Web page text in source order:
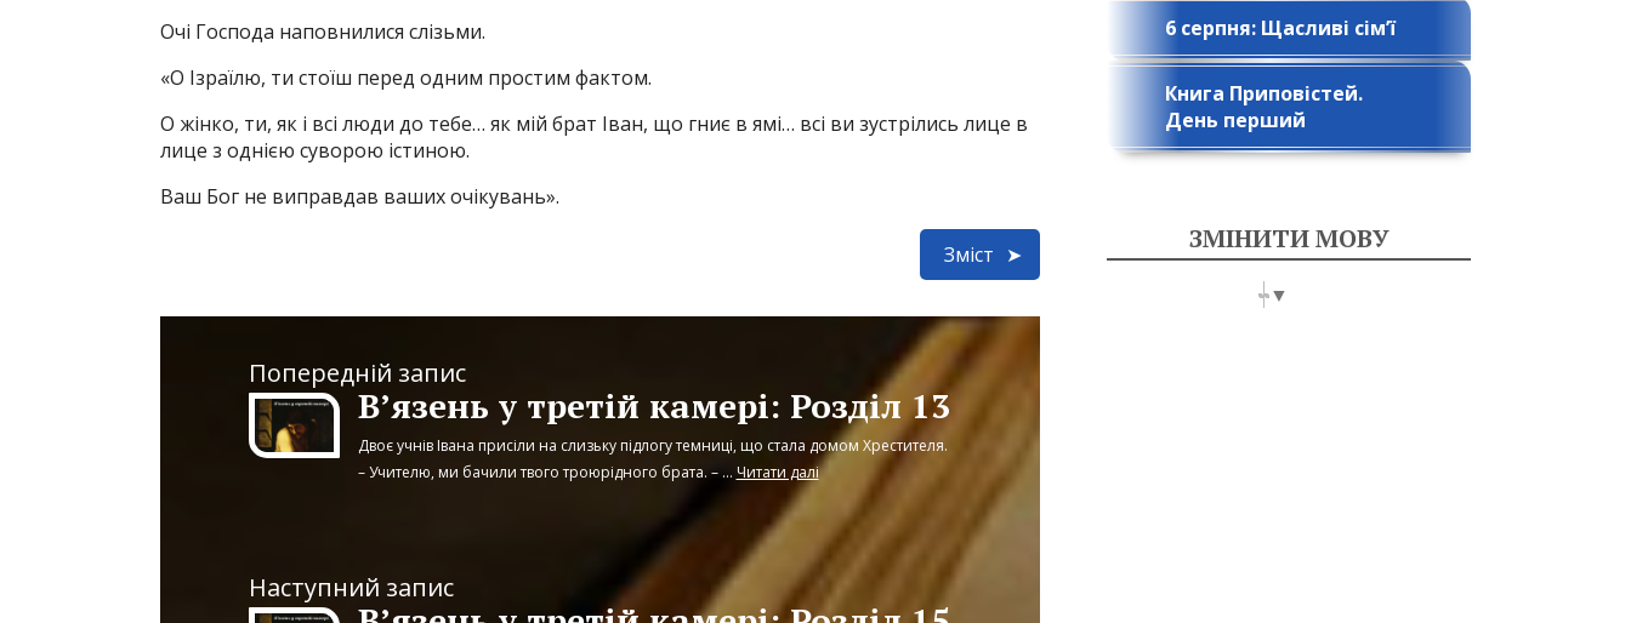
Очі Господа наповнилися слізьми.
«О Ізраїлю, ти стоїш перед одним простим фактом.
О жінко, ти, як і всі люди до тебе… як мій брат Іван, що гниє в ямі… всі ви зустрілись лице в
лице з однією суворою істиною.
Ваш Бог не виправдав ваших очікувань».
Зміст
Попередній запис
В’язень у третій камері: Розділ 13
Двоє учнів Івана присіли на слизьку підлогу темниці, що стала домом Хрестителя.
– Учителю, ми бачили твого троюрідного брата. – ... Читати далі
Наступний запис
6 серпня: Щасливі сім’ї
Книга Приповістей.
День перший
ЗМІНИТИ МОВУ
▼